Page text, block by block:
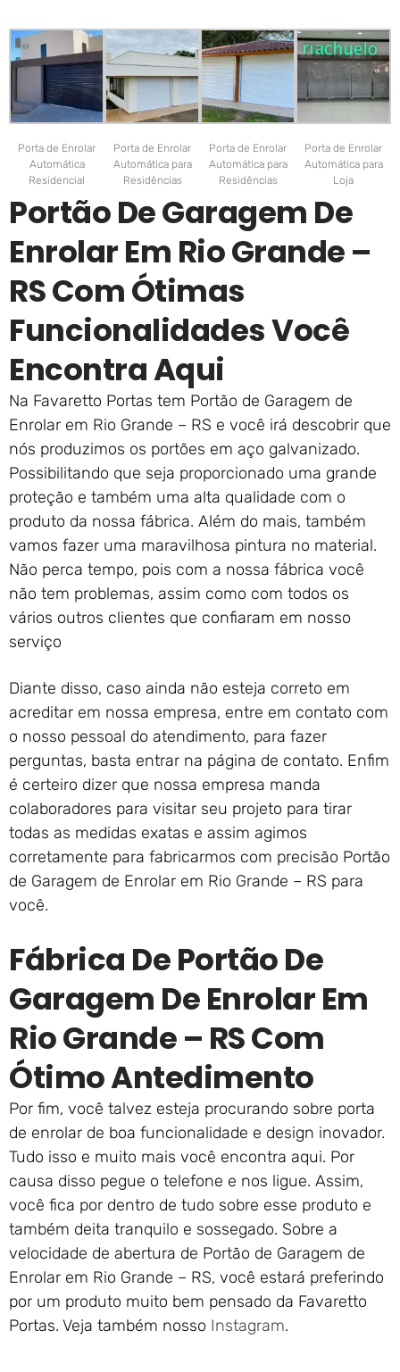
Porta de Enrolar
Automática
Residencial
Porta de Enrolar
Automática para
Residências
Porta de Enrolar
Automática para
Residências
Porta de Enrolar
Automática para
Loja
Portão De Garagem De
Enrolar Em Rio Grande –
RS Com Ótimas
Funcionalidades Você
Encontra Aqui
Na Favaretto Portas tem Portão de Garagem de
Enrolar em Rio Grande – RS e você irá descobrir que
nós produzimos os portões em aço galvanizado.
Possibilitando que seja proporcionado uma grande
proteção e também uma alta qualidade com o
produto da nossa fábrica. Além do mais, também
vamos fazer uma maravilhosa pintura no material.
Não perca tempo, pois com a nossa fábrica você
não tem problemas, assim como com todos os
vários outros clientes que confiaram em nosso
serviço
Diante disso, caso ainda não esteja correto em
acreditar em nossa empresa, entre em contato com
o nosso pessoal do atendimento, para fazer
perguntas, basta entrar na página de contato. Enfim
é certeiro dizer que nossa empresa manda
colaboradores para visitar seu projeto para tirar
todas as medidas exatas e assim agimos
corretamente para fabricarmos com precisão Portão
de Garagem de Enrolar em Rio Grande – RS para
você.
Fábrica De Portão De
Garagem De Enrolar Em
Rio Grande – RS Com
Ótimo Antedimento
Por fim, você talvez esteja procurando sobre porta
de enrolar de boa funcionalidade e design inovador.
Tudo isso e muito mais você encontra aqui. Por
causa disso pegue o telefone e nos ligue. Assim,
você fica por dentro de tudo sobre esse produto e
também deita tranquilo e sossegado. Sobre a
velocidade de abertura de Portão de Garagem de
Enrolar em Rio Grande – RS, você estará preferindo
por um produto muito bem pensado da Favaretto
Portas. Veja também nosso Instagram.